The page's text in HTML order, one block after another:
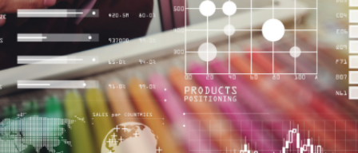
COMPRAR
Precio:500,00€